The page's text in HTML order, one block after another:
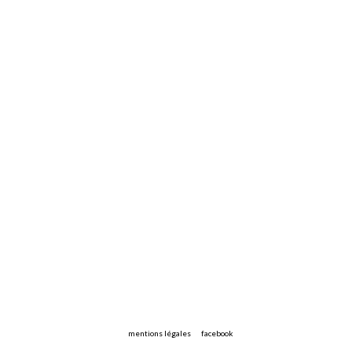
mentions légales facebook